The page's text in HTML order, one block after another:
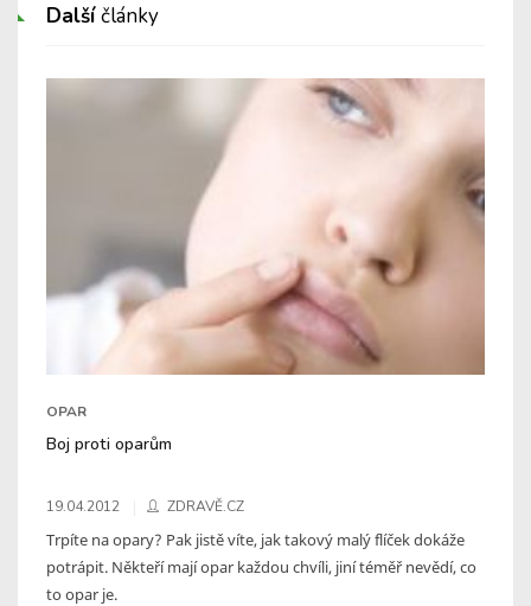
Dalšíčlánky
OPAR
Boj proti oparům
19.04.2012 ZDRAVĚ.CZ
Trpíte na opary? Pak jistě víte, jak takový malý flíček dokáže
potrápit. Někteří mají opar každou chvíli, jiní téměř nevědí, co
to opar je.